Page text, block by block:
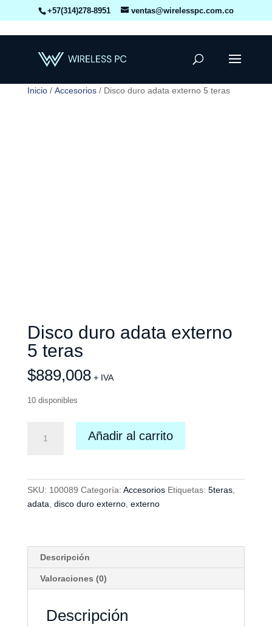
+57(314)278-8951 ventas@wirelesspc.com.co
Inicio/ Accesorios/ Disco duro adata externo 5 teras
Disco duro adata externo
5 teras
$889,008 + IVA
10 disponibles
duro
Añadir al carrito
SKU: 100089 Categoría: Accesorios Etiquetas: 5teras,
adata, disco duro externo, externo
Descripción
Valoraciones (0)
Descripción